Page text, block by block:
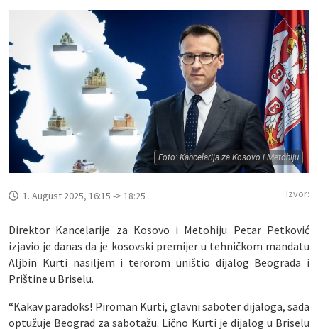
Foto: Kancelarija za Kosovo i Metohiju
1. August 2025, 16:15 -> 18:25 Izvor:
Direktor Kancelarije za Kosovo i Metohiju Petar Petković
izjavio je danas da je kosovski premijer u tehničkom mandatu
Aljbin Kurti nasiljem i terorom uništio dijalog Beograda i
Prištine u Briselu.
“Kakav paradoks! Piroman Kurti, glavni saboter dijaloga, sada
optužuje Beograd za sabotažu. Lično Kurti je dijalog u Briselu